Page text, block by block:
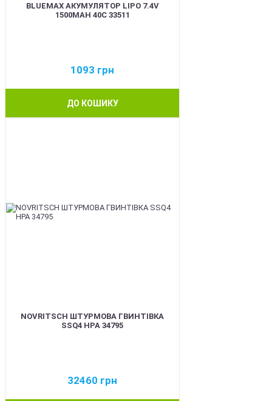
BLUEMAX АКУМУЛЯТОР LIPO 7.4V
1500MAH 40C 33511
1093 грн
ДО КОШИКУ
NOVRITSCH ШТУРМОВА ГВИНТІВКА
SSQ4 HPA 34795
32460 грн